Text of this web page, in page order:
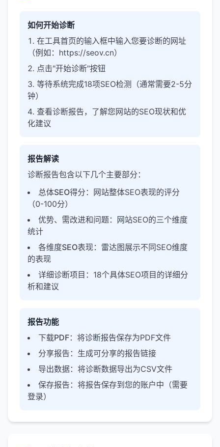
如何开始诊断
在工具首页的输入框中输入您要诊断的网址
（例如：https://seov.cn）
点击"开始诊断"按钮
等待系统完成18项SEO检测（通常需要2-5分
钟）
查看诊断报告，了解您网站的SEO现状和优
化建议
报告解读
诊断报告包含以下几个主要部分：
总体SEO得分 ：网站整体SEO表现的评分
（0-100分）
优势、需改进和问题：网站SEO的三个维度
统计
各维度SEO表现：雷达图展示不同SEO维度
的表现
详细诊断项目 ：18个具体SEO项目的详细分
析和建议
报告功能
下载PDF：将诊断报告保存为PDF文件
分享报告 ：生成可分享的报告链接
导出数据：将诊断数据导出为CSV文件
保存报告 ：将报告保存到您的账户中（需要
登录）